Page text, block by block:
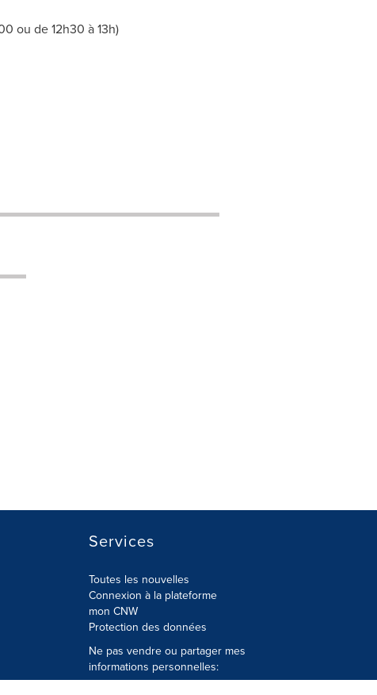
ou de 12h30 à 13h)
Services
Toutes les nouvelles
Connexion à la plateforme
mon CNW
Protection des données
Ne pas vendre ou partager mes
informations personnelles: